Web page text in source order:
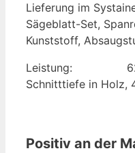
Lieferung im
Sägeblatt-Set,
Kunststoff,
Leistung: 620
Schnitttiefe in Holz,
Positiv an der